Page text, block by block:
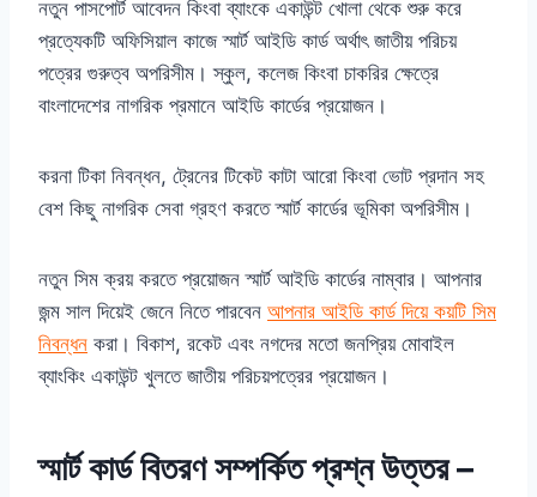
নতুন পাসপোর্ট আবেদন কিংবা ব্যাংকে একাউন্ট খোলা থেকে শুরু করে
প্রত্যেকটি অফিসিয়াল কাজে স্মার্ট আইডি কার্ড অর্থাৎ জাতীয় পরিচয়
পত্রের গুরুত্ব অপরিসীম। স্কুল, কলেজ কিংবা চাকরির ক্ষেত্রে
বাংলাদেশের নাগরিক প্রমানে আইডি কার্ডের প্রয়োজন।
করনা টিকা নিবন্ধন, ট্রেনের টিকেট কাটা আরো কিংবা ভোট প্রদান সহ
বেশ কিছু নাগরিক সেবা গ্রহণ করতে স্মার্ট কার্ডের ভূমিকা অপরিসীম।
নতুন সিম ক্রয় করতে প্রয়োজন স্মার্ট আইডি কার্ডের নাম্বার। আপনার
জন্ম সাল দিয়েই জেনে নিতে পারবেন আপনার আইডি কার্ড দিয়ে কয়টি সিম
নিবন্ধন করা। বিকাশ, রকেট এবং নগদের মতো জনপ্রিয় মোবাইল
ব্যাংকিং একাউন্ট খুলতে জাতীয় পরিচয়পত্রের প্রয়োজন।
স্মার্ট কার্ড বিতরণ সম্পর্কিত প্রশ্ন উত্তর –